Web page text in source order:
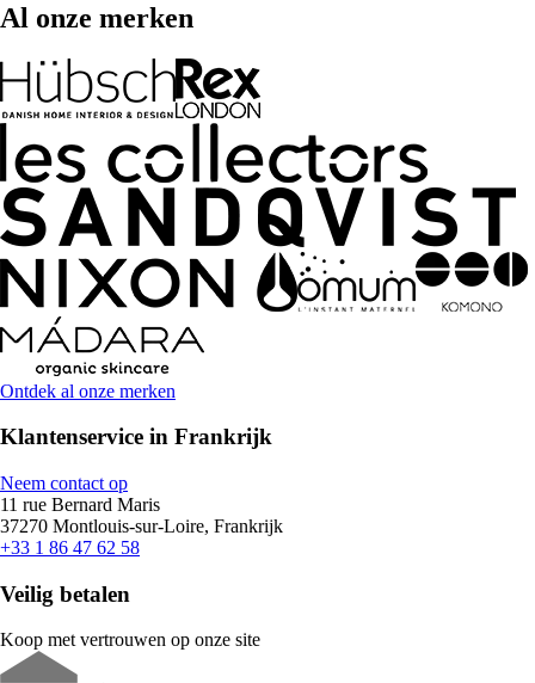
Al onze merken
Ontdek al onze merken
Klantenservice in Frankrijk
Neem contact op
11 rue Bernard Maris
37270 Montlouis-sur-Loire, Frankrijk
+33 1 86 47 62 58
Veilig betalen
Koop met vertrouwen op onze site